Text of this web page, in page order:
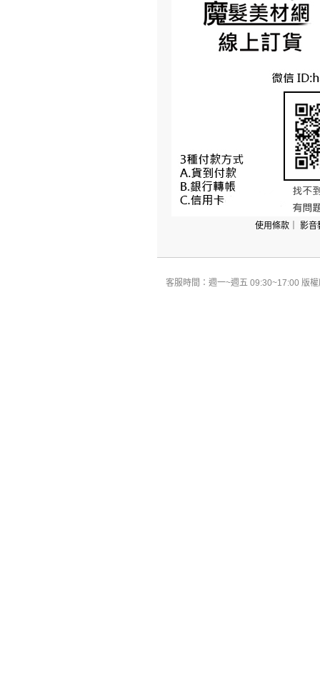
使用條款 影音
客服時間：週一~週五 09:30~17:00 版